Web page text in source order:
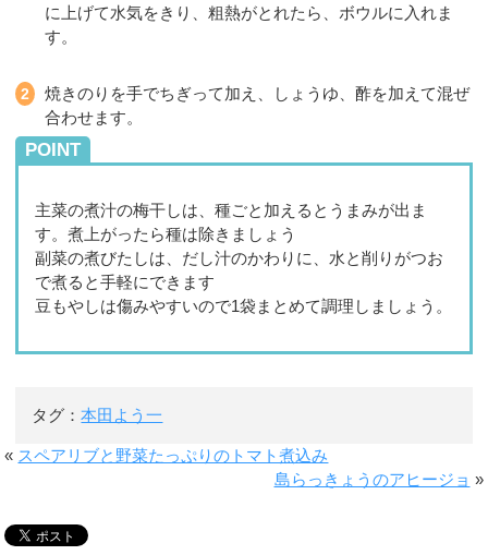
に上げて水気をきり、粗熱がとれたら、ボウルに入れま
す。
焼きのりを手でちぎって加え、しょうゆ、酢を加えて混ぜ
合わせます。
POINT
主菜の煮汁の梅干しは、種ごと加えるとうまみが出ま
す。煮上がったら種は除きましょう
副菜の煮びたしは、だし汁のかわりに、水と削りがつお
で煮ると手軽にできます
豆もやしは傷みやすいので1袋まとめて調理しましょう。
タグ：本田よう一
« スペアリブと野菜たっぷりのトマト煮込み
島らっきょうのアヒージョ »